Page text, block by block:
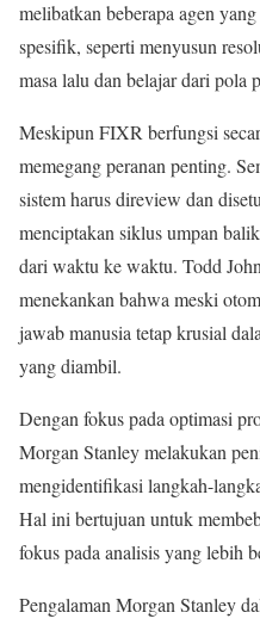
melibatkan beberapa agen
spesifik, seperti menyusun
masa lalu dan belajar dari pola
Meskipun FIXR berfungsi
memegang peranan penting.
sistem harus direview dan
menciptakan siklus umpan
dari waktu ke waktu. Todd
menekankan bahwa meski
jawab manusia tetap krusial
yang diambil.
Dengan fokus pada optimasi
Morgan Stanley melakukan
mengidentifikasi langkah-
Hal ini bertujuan untuk
fokus pada analisis yang lebih
Pengalaman Morgan Stanley